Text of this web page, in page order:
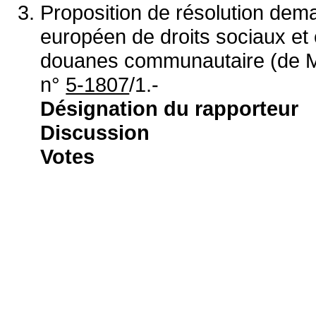
Proposition de résolution
européen de droits sociaux
douanes communautaire (de
n° 5-1807/1.-
Désignation du rapporteur
Discussion
Votes